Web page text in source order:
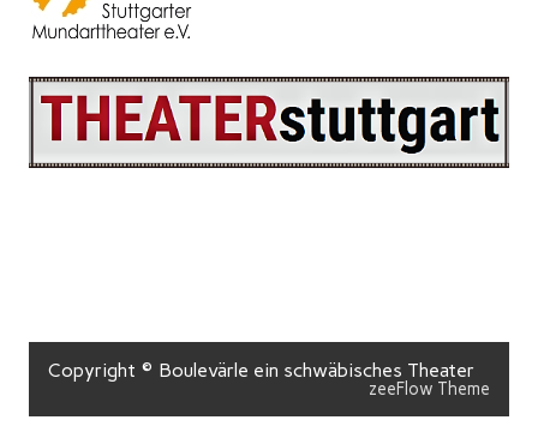
Copyright © Boulevärle ein schwäbisches Theater
zeeFlow Theme